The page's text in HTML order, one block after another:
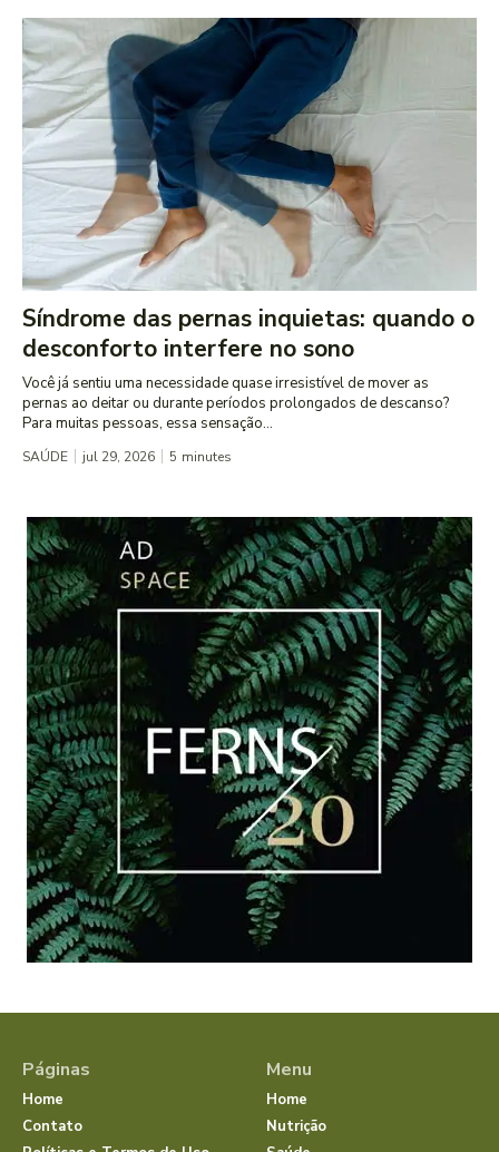
Síndrome das pernas inquietas: quando o
desconforto interfere no sono
Você já sentiu uma necessidade quase irresistível de mover as
pernas ao deitar ou durante períodos prolongados de descanso?
Para muitas pessoas, essa sensação...
SAÚDE jul 29, 2026 5 minutes
Páginas
Home
Contato
Menu
Home
Nutrição